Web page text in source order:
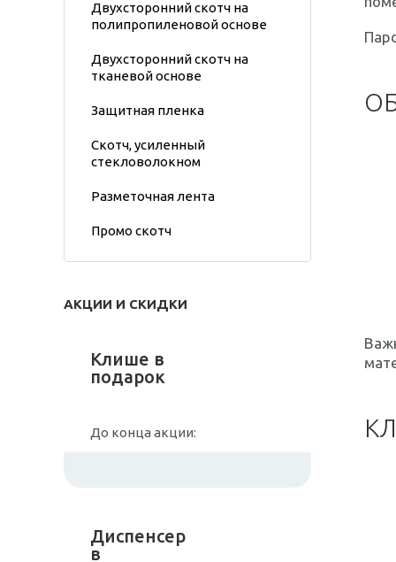
Двухсторонний скотч на
полипропиленовой основе
Двухсторонний скотч на
тканевой основе
Защитная пленка
Скотч, усиленный
стекловолокном
Разметочная лента
Промо скотч
АКЦИИ И СКИДКИ
Клише в
подарок
До конца акции:
Диспенсер
в